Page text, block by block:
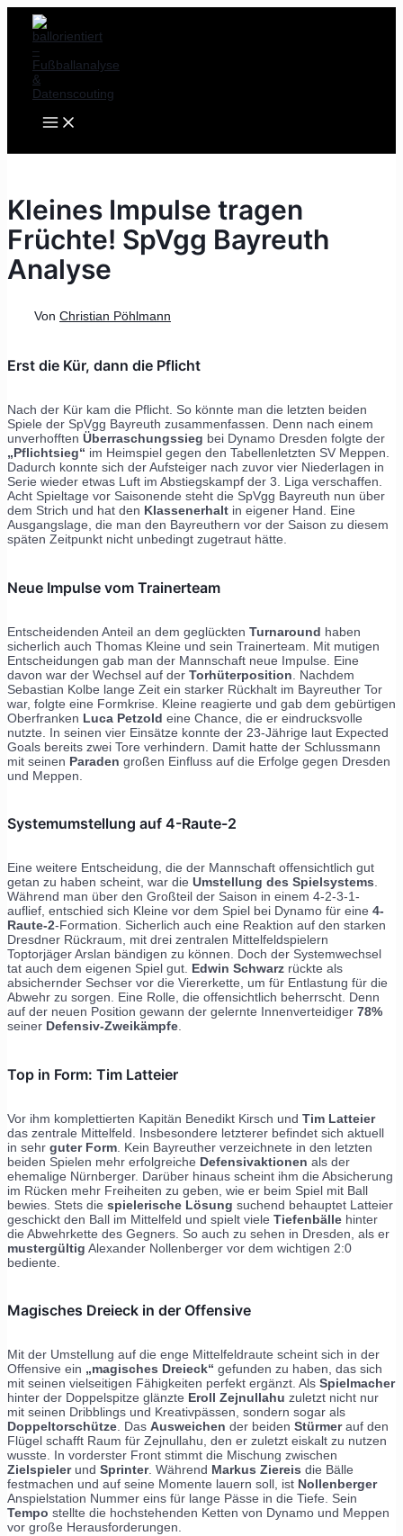
Zum
Inhalt
springen
MENU
Kleines Impulse tragen
Früchte! SpVgg Bayreuth
Analyse
Von Christian Pöhlmann
Erst die Kür, dann die Pflicht
Nach der Kür kam die Pflicht. So könnte man die letzten beiden
Spiele der SpVgg Bayreuth zusammenfassen. Denn nach einem
unverhofften Überraschungssieg bei Dynamo Dresden folgte der
„Pflichtsieg“ im Heimspiel gegen den Tabellenletzten SV Meppen.
Dadurch konnte sich der Aufsteiger nach zuvor vier Niederlagen in
Serie wieder etwas Luft im Abstiegskampf der 3. Liga verschaffen.
Acht Spieltage vor Saisonende steht die SpVgg Bayreuth nun über
dem Strich und hat den Klassenerhalt in eigener Hand. Eine
Ausgangslage, die man den Bayreuthern vor der Saison zu diesem
späten Zeitpunkt nicht unbedingt zugetraut hätte.
Neue Impulse vom Trainerteam
Entscheidenden Anteil an dem geglückten Turnaround haben
sicherlich auch Thomas Kleine und sein Trainerteam. Mit mutigen
Entscheidungen gab man der Mannschaft neue Impulse. Eine
davon war der Wechsel auf der Torhüterposition . Nachdem
Sebastian Kolbe lange Zeit ein starker Rückhalt im Bayreuther Tor
war, folgte eine Formkrise. Kleine reagierte und gab dem gebürtigen
Oberfranken Luca Petzold eine Chance, die er eindrucksvolle
nutzte. In seinen vier Einsätze konnte der 23-Jährige laut Expected
Goals bereits zwei Tore verhindern. Damit hatte der Schlussmann
mit seinen Paraden großen Einfluss auf die Erfolge gegen Dresden
und Meppen.
Systemumstellung auf 4-Raute-2
Eine weitere Entscheidung, die der Mannschaft offensichtlich gut
getan zu haben scheint, war die Umstellung des Spielsystems.
Während man über den Großteil der Saison in einem 4-2-3-1-
auflief, entschied sich Kleine vor dem Spiel bei Dynamo für eine 4-
Raute-2-Formation. Sicherlich auch eine Reaktion auf den starken
Dresdner Rückraum, mit drei zentralen Mittelfeldspielern
Toptorjäger Arslan bändigen zu können. Doch der Systemwechsel
tat auch dem eigenen Spiel gut. Edwin Schwarz rückte als
absichernder Sechser vor die Viererkette, um für Entlastung für die
Abwehr zu sorgen. Eine Rolle, die offensichtlich beherrscht. Denn
auf der neuen Position gewann der gelernte Innenverteidiger 78%
seiner Defensiv-Zweikämpfe.
Top in Form: Tim Latteier
Vor ihm komplettierten Kapitän Benedikt Kirsch und Tim Latteier
das zentrale Mittelfeld. Insbesondere letzterer befindet sich aktuell
in sehr guter Form . Kein Bayreuther verzeichnete in den letzten
beiden Spielen mehr erfolgreiche Defensivaktionen als der
ehemalige Nürnberger. Darüber hinaus scheint ihm die Absicherung
im Rücken mehr Freiheiten zu geben, wie er beim Spiel mit Ball
bewies. Stets die spielerische Lösung suchend behauptet Latteier
geschickt den Ball im Mittelfeld und spielt viele Tiefenbälle hinter
die Abwehrkette des Gegners. So auch zu sehen in Dresden, als er
mustergültig Alexander Nollenberger vor dem wichtigen 2:0
bediente.
Magisches Dreieck in der Offensive
Mit der Umstellung auf die enge Mittelfeldraute scheint sich in der
Offensive ein „magisches Dreieck“ gefunden zu haben, das sich
mit seinen vielseitigen Fähigkeiten perfekt ergänzt. Als Spielmacher
hinter der Doppelspitze glänzte Eroll Zejnullahu zuletzt nicht nur
mit seinen Dribblings und Kreativpässen, sondern sogar als
Doppeltorschütze. Das Ausweichen der beiden Stürmerauf den
Flügel schafft Raum für Zejnullahu, den er zuletzt eiskalt zu nutzen
wusste. In vorderster Front stimmt die Mischung zwischen
Zielspielerund Sprinter. Während Markus Ziereis die Bälle
festmachen und auf seine Momente lauern soll, ist Nollenberger
Anspielstation Nummer eins für lange Pässe in die Tiefe. Sein
Tempo stellte die hochstehenden Ketten von Dynamo und Meppen
vor große Herausforderungen.
Post
navigation